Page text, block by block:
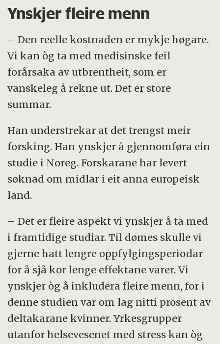
Ynskjer fleire menn
– Den reelle kostnaden er mykje høgare.
Vi kan òg ta med medisinske feil
forårsaka av utbrentheit, som er
vanskeleg å rekne ut. Det er store
summar.
Han understrekar at det trengst meir
forsking. Han ynskjer å gjennomføra ein
studie i Noreg. Forskarane har levert
søknad om midlar i eit anna europeisk
land.
– Det er fleire aspekt vi ynskjer å ta med
i framtidige studiar. Til dømes skulle vi
gjerne hatt lengre oppfylgingsperiodar
for å sjå kor lenge effektane varer. Vi
ynskjer òg å inkludera fleire menn, for i
denne studien var om lag nitti prosent av
deltakarane kvinner. Yrkesgrupper
utanfor helsevesenet med stress kan òg